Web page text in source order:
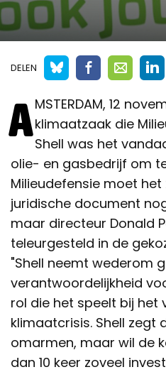
DELEN
AMSTERDAM, 12
klimaatzaak die
Shell was het
olie- en gasbedrijf om
Milieudefensie moet het
juridische document
maar directeur Donald
teleurgesteld in de
"Shell neemt wederom
verantwoordelijkheid
rol die het speelt bij het
klimaatcrisis. Shell zegt
omarmen, maar wil de
dan 10 keer zoveel